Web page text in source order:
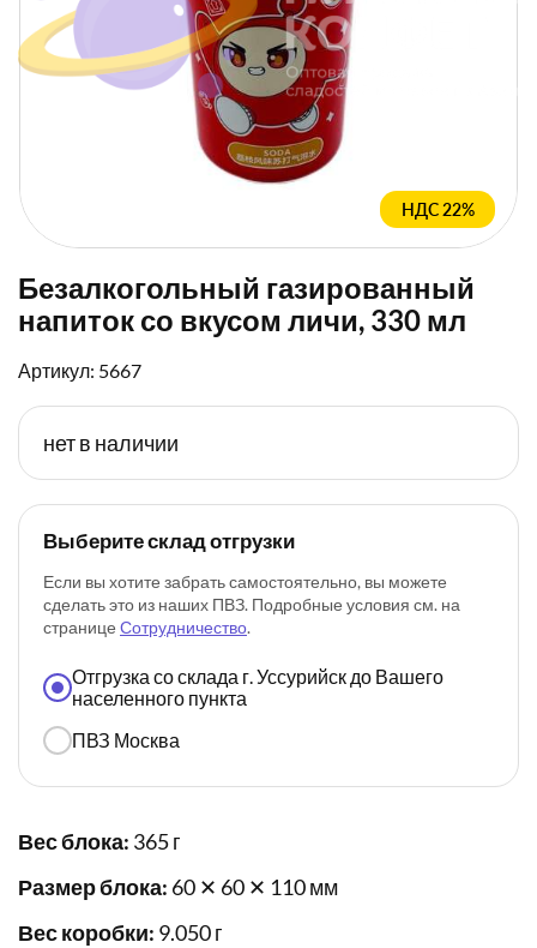
НДС 22%
Безалкогольный газированный
напиток со вкусом личи, 330 мл
Артикул: 5667
нет в наличии
Выберите склад отгрузки
Если вы хотите забрать самостоятельно, вы можете
сделать это из наших ПВЗ. Подробные условия см. на
странице Сотрудничество.
Отгрузка со склада г. Уссурийск до Вашего
населенного пункта
ПВЗ Москва
Вес блока: 365 г
Размер блока: 60 ✕ 60 ✕ 110 мм
Вес коробки: 9.050 г